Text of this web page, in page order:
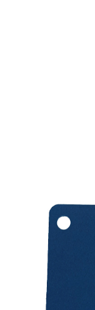
85 x 54 mm
Толщина: 215 g/m2
Tовар можно
Цена за 1 штуку